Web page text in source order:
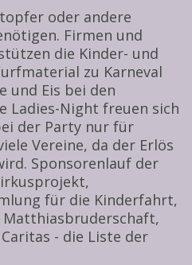
oder andere
Firmen und
die Kinder- und
zu Karneval
und Eis bei den
Ladies-Night freuen sich
der Party nur für
Vereine, da der Erlös
Sponsorenlauf der
für die Kinderfahrt,
- die Liste der